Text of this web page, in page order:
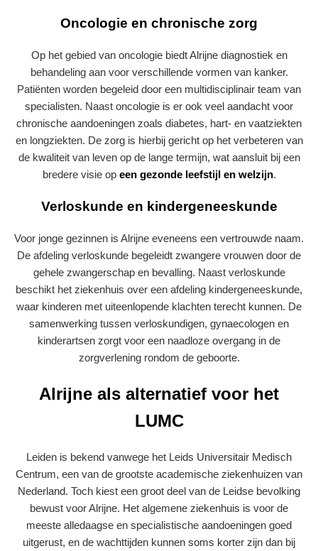
Oncologie en chronische zorg
Op het gebied van oncologie biedt Alrijne diagnostiek en
behandeling aan voor verschillende vormen van kanker.
Patiënten worden begeleid door een multidisciplinair team van
specialisten. Naast oncologie is er ook veel aandacht voor
chronische aandoeningen zoals diabetes, hart- en vaatziekten
en longziekten. De zorg is hierbij gericht op het verbeteren van
de kwaliteit van leven op de lange termijn, wat aansluit bij een
bredere visie op een gezonde leefstijl en welzijn.
Verloskunde en kindergeneeskunde
Voor jonge gezinnen is Alrijne eveneens een vertrouwde naam.
De afdeling verloskunde begeleidt zwangere vrouwen door de
gehele zwangerschap en bevalling. Naast verloskunde
beschikt het ziekenhuis over een afdeling kindergeneeskunde,
waar kinderen met uiteenlopende klachten terecht kunnen. De
samenwerking tussen verloskundigen, gynaecologen en
kinderartsen zorgt voor een naadloze overgang in de
zorgverlening rondom de geboorte.
Alrijne als alternatief voor het
LUMC
Leiden is bekend vanwege het Leids Universitair Medisch
Centrum, een van de grootste academische ziekenhuizen van
Nederland. Toch kiest een groot deel van de Leidse bevolking
bewust voor Alrijne. Het algemene ziekenhuis is voor de
meeste alledaagse en specialistische aandoeningen goed
uitgerust, en de wachttijden kunnen soms korter zijn dan bij